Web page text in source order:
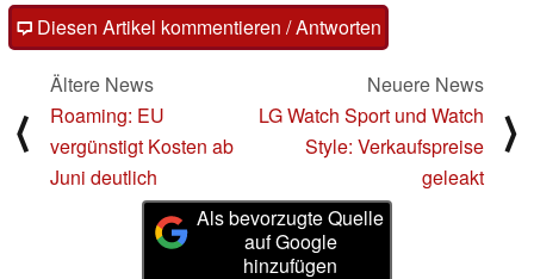
Diesen Artikel kommentieren / Antworten
⟨
Ältere News
Roaming: EU
vergünstigt Kosten ab
Juni deutlich
Neuere News
LG Watch Sport und Watch
Style: Verkaufspreise
geleakt
⟩
Als bevorzugte Quelle
auf Google
hinzufügen